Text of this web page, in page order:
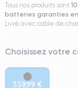
Tous nos produits sont
batteries garanties
Livré avec cable de
Choisissez votre
339,99 €